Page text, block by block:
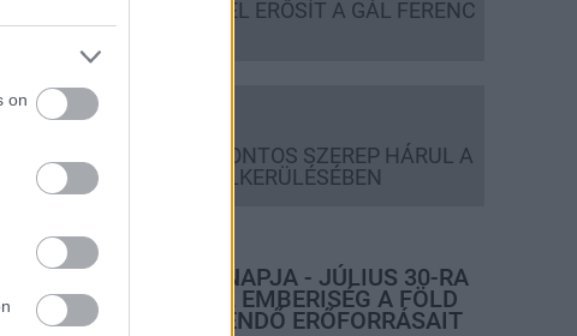
on
TOVÁBBKÉPZÉSEKKEL ERŐSÍT A GÁL FERENC
EGYETEM
Országos hírek
A LAKOSSÁGRA IS FONTOS SZEREP HÁRUL A
SZÚNYOGINVÁZIÓ ELKERÜLÉSÉBEN
Országos hírek
TÚLFOGYASZTÁS NAPJA - JÚLIUS 30-RA
FELHASZNÁLTA AZ EMBERISÉG A FÖLD
EGÉSZ ÉVRE ELEGENDŐ ERŐFORRÁSAIT